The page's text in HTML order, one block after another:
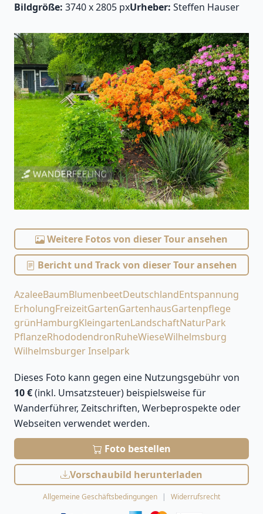
Bildgröße: 3740 x 2805 pxUrheber: Steffen Hauser
Weitere Fotos von dieser Tour ansehen
Bericht und Track von dieser Tour ansehen
AzaleeBaumBlumenbeetDeutschlandEntspannung
ErholungFreizeitGartenGartenhausGartenpflege
grünHamburgKleingartenLandschaftNaturPark
PflanzeRhododendronRuheWieseWilhelmsburg
Wilhelmsburger Inselpark
Dieses Foto kann gegen eine Nutzungsgebühr von
10 €(inkl. Umsatzsteuer) beispielsweise für
Wanderführer, Zeitschriften, Werbeprospekte oder
Webseiten verwendet werden.
Foto bestellen
Vorschaubild herunterladen
Allgemeine Geschäftsbedingungen Widerrufsrecht